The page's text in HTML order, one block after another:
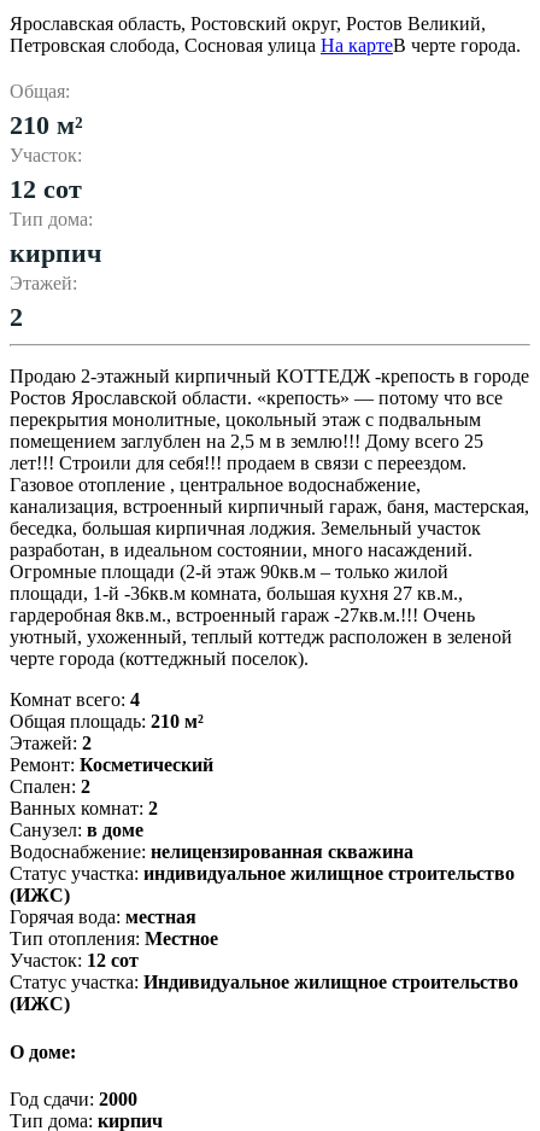
Ярославская область, Ростовский округ, Ростов Великий,
Петровская слобода, Сосновая улица На картеВ черте города.
Общая:
210 м²
Участок:
12 сот
Тип дома:
кирпич
Этажей:
2
Продаю 2-этажный кирпичный КОТТЕДЖ -крепость в городе
Ростов Ярославской области. «крепость» — потому что все
перекрытия монолитные, цокольный этаж с подвальным
помещением заглублен на 2,5 м в землю!!! Дому всего 25
лет!!! Строили для себя!!! продаем в связи с переездом.
Газовое отопление , центральное водоснабжение,
канализация, встроенный кирпичный гараж, баня, мастерская,
беседка, большая кирпичная лоджия. Земельный участок
разработан, в идеальном состоянии, много насаждений.
Огромные площади (2-й этаж 90кв.м – только жилой
площади, 1-й -36кв.м комната, большая кухня 27 кв.м.,
гардеробная 8кв.м., встроенный гараж -27кв.м.!!! Очень
уютный, ухоженный, теплый коттедж расположен в зеленой
черте города (коттеджный поселок).
Комнат всего: 4
Общая площадь: 210 м²
Этажей: 2
Ремонт: Косметический
Спален: 2
Ванных комнат: 2
Cанузел: в доме
Водоснабжение: нелицензированная скважина
Статус участка: индивидуальное жилищное строительство
(ИЖС)
Горячая вода: местная
Тип отопления: Местное
Участок: 12 сот
Статус участка: Индивидуальное жилищное строительство
(ИЖС)
О доме:
Год сдачи: 2000
Тип дома: кирпич